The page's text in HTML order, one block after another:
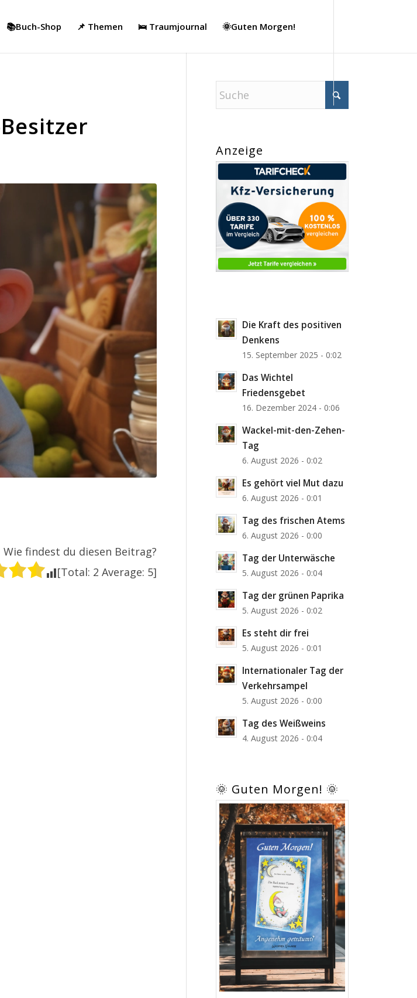
📚Buch-Shop 📌 Themen 🛌 Traumjournal 🌞Guten Morgen!
Wie findest du diesen Beitrag?
[Total: 2 Average: 5]
Anzeige
Die Kraft des positiven
Denkens
15. September 2025 - 0:02
Das Wichtel
Friedensgebet
16. Dezember 2024 - 0:06
Wackel-mit-den-Zehen-
Tag
6. August 2026 - 0:02
Es gehört viel Mut dazu
6. August 2026 - 0:01
Tag des frischen Atems
6. August 2026 - 0:00
Tag der Unterwäsche
5. August 2026 - 0:04
Tag der grünen Paprika
5. August 2026 - 0:02
Es steht dir frei
5. August 2026 - 0:01
Internationaler Tag der
Verkehrsampel
5. August 2026 - 0:00
Tag des Weißweins
4. August 2026 - 0:04
🌞 Guten Morgen! 🌞